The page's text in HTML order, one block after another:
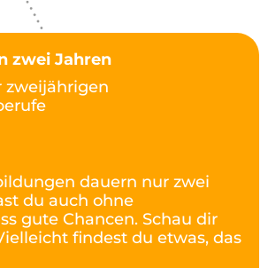
zwei Jahren
zweijährigen
dauern nur zwei
du auch ohne
gute Chancen. Schau dir
findest du etwas, das